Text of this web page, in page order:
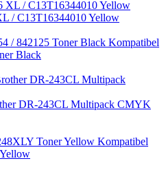
/ C13T16344010 Yellow
Kompatibel
Black
DR-243CL Multipack CMYK
Kompatibel